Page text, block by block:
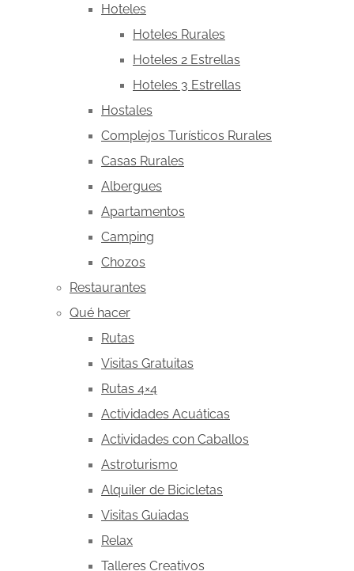
Hoteles
Hoteles Rurales
Hoteles 2 Estrellas
Hoteles 3 Estrellas
Hostales
Complejos Turísticos Rurales
Casas Rurales
Albergues
Apartamentos
Camping
Chozos
Restaurantes
Qué hacer
Rutas
Visitas Gratuitas
Rutas 4×4
Actividades Acuáticas
Actividades con Caballos
Astroturismo
Alquiler de Bicicletas
Visitas Guiadas
Relax
Talleres Creativos